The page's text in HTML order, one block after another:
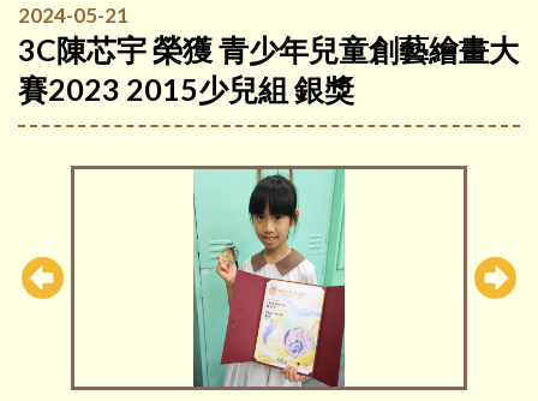
2024-05-21
3C陳芯宇 榮獲 青少年兒童創藝繪畫大
賽2023 2015少兒組 銀獎